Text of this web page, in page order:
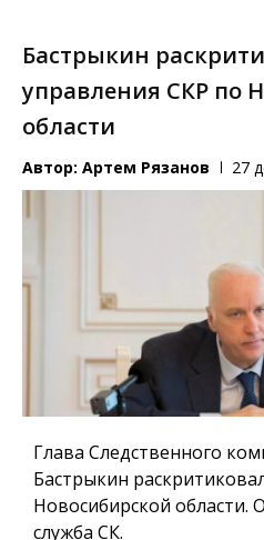
Бастрыкин
управления СКР по
области
Автор: Артем Рязанов 27
Глава Следственного
Бастрыкин
Новосибирской области.
служба СК.